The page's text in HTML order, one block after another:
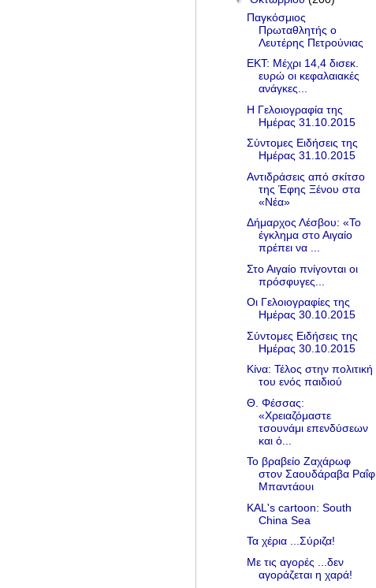
Παγκόσμιος
Πρωταθλητής ο
Λευτέρης Πετρούνιας
ΕΚΤ: Μέχρι 14,4 δισεκ.
ευρώ οι κεφαλαιακές
ανάγκες...
Η Γελοιογραφία της
Ημέρας 31.10.2015
Σύντομες Ειδήσεις της
Ημέρας 31.10.2015
Αντιδράσεις από σκίτσο
της Έφης Ξένου στα
«Νέα»
Δήμαρχος Λέσβου: «Το
έγκλημα στο Αιγαίο
πρέπει να ...
Στο Αιγαίο πνίγονται οι
πρόσφυγες...
Οι Γελοιογραφίες της
Ημέρας 30.10.2015
Σύντομες Ειδήσεις της
Ημέρας 30.10.2015
Κίνα: Τέλος στην πολιτική
του ενός παιδιού
Θ. Φέσσας:
«Χρειαζόμαστε
τσουνάμι επενδύσεων
και ό...
Το βραβείο Ζαχάρωφ
στον Σαουδάραβα Ραΐφ
Μπαντάουι
KAL's cartoon: South
China Sea
Τα χέρια ...Σύριζα!
Με τις αγορές ...δεν
αγοράζεται η χαρά!